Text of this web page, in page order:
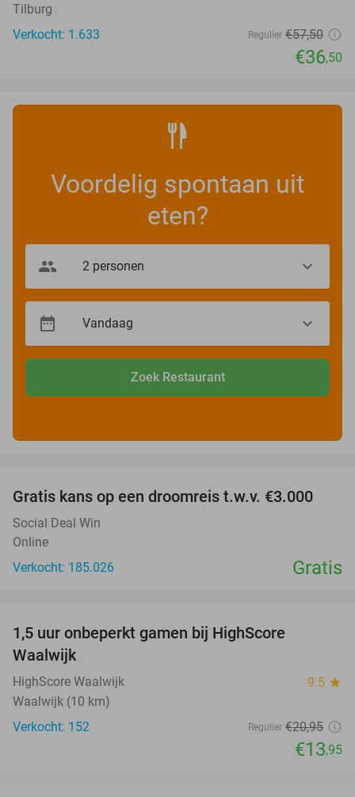
Tilburg
Verkocht: 1.633
Regulier €57,50
€36,50
Voordelig spontaan uit
eten?
Zoek Restaurant
Gratis kans op een droomreis t.w.v. €3.000
Social Deal Win
Online
Verkocht: 185.026
Gratis
1,5 uur onbeperkt gamen bij HighScore
Waalwijk
HighScore Waalwijk 9.5 star
Waalwijk (10 km)
Verkocht: 152
Regulier €20,95
€13,95